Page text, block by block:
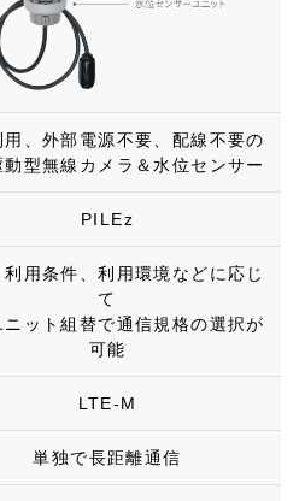
用、外部電源不要、配線不要の
動型無線カメラ＆水位センサー
PILEz
利用条件、利用環境などに応じ
て
ニット組替で通信規格の選択が
可能
LTE-M
単独で長距離通信